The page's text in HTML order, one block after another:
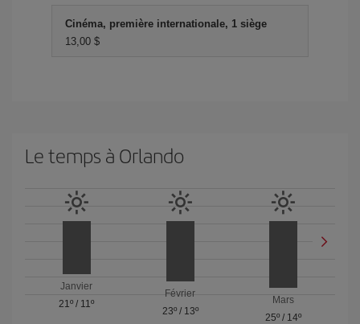
Cinéma, première internationale, 1 siège
13,00 $
Le temps à Orlando
Janvier
21º / 11º
Février
23º/ 13º
Mars
25º / 14º